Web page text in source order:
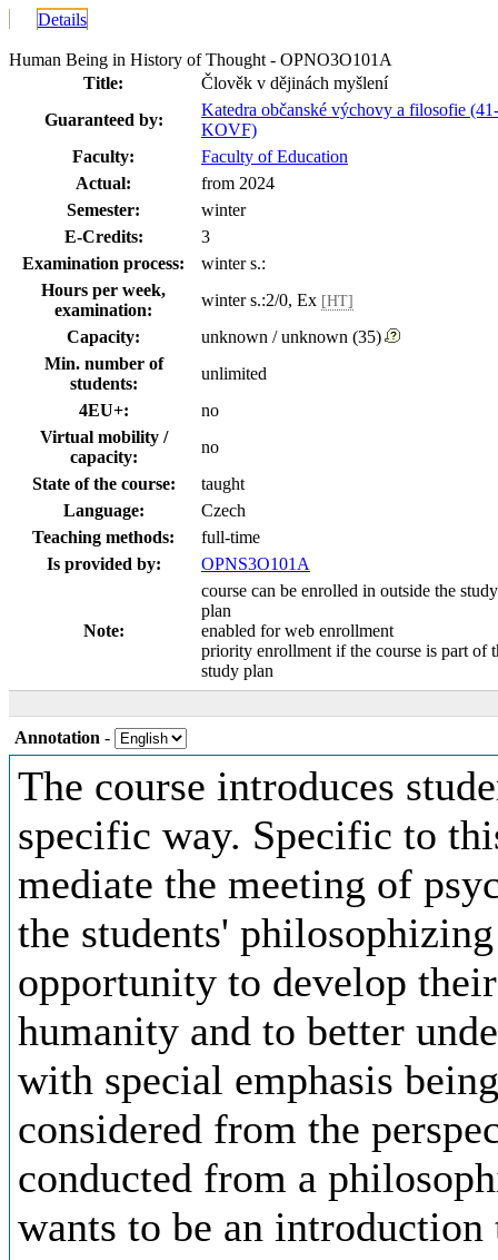
Details
Human Being in History of Thought - OPNO3O101A
Title:
Člověk v dějinách myšlení
Guaranteed by:
Katedra občanské výchovy a filosofie (41-
KOVF)
Faculty:
Faculty of Education
Actual:
from 2024
Semester:
winter
E-Credits:
3
Examination process:
winter s.:
Hours per week,
examination:
winter s.:2/0, Ex [HT]
Capacity:
unknown / unknown (35)
Min. number of
students:
unlimited
4EU+:
no
Virtual mobility /
capacity:
no
State of the course:
taught
Language:
Czech
Teaching methods:
full-time
Is provided by:
OPNS3O101A
Note:
course can be enrolled in outside the study
plan
enabled for web enrollment
priority enrollment if the course is part of
study plan
Annotation -
The course introduces
specific way. Specific to
mediate the meeting of
the students'
opportunity to develop
humanity and to better
with special emphasis
considered from the
conducted from a
wants to be an